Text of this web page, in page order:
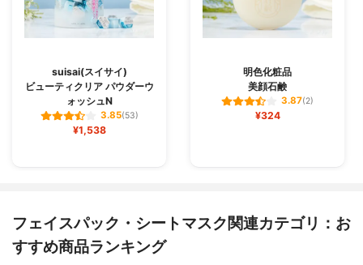
suisai(スイサイ)
ビューティクリア パウダーウ
ォッシュN
3.85(53)
¥1,538
明色化粧品
美顔石鹸
3.87(2)
¥324
フェイスパック・シートマスク関連カテゴリ：お
すすめ商品ランキング